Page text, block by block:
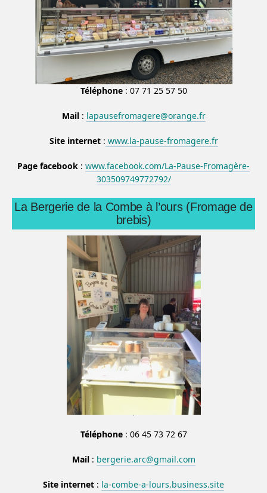
Téléphone: 07 71 25 57 50
Mail: lapausefromagere@orange.fr
Site internet: www.la-pause-fromagere.fr
Page facebook : www.facebook.com/La-Pause-Fromagère-
303509749772792/
La Bergerie de la Combe à l’ours (Fromage de
brebis)
Téléphone: 06 45 73 72 67
Mail: bergerie.arc@gmail.com
Site internet : la-combe-a-lours.business.site